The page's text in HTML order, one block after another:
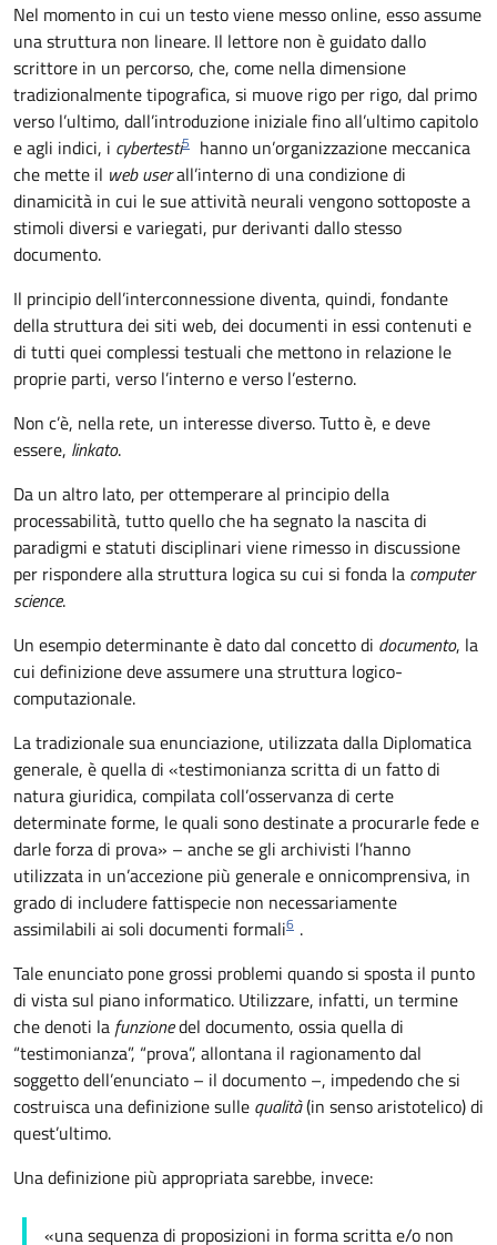
Nel momento in cui un testo viene messo online, esso assume
una struttura non lineare. Il lettore non è guidato dallo
scrittore in un percorso, che, come nella dimensione
tradizionalmente tipografica, si muove rigo per rigo, dal primo
verso l’ultimo, dall’introduzione iniziale fino all’ultimo capitolo
e agli indici, i cybertesti5 hanno un’organizzazione meccanica
che mette il web userall’interno di una condizione di
dinamicità in cui le sue attività neurali vengono sottoposte a
stimoli diversi e variegati, pur derivanti dallo stesso
documento.
Il principio dell’interconnessione diventa, quindi, fondante
della struttura dei siti web, dei documenti in essi contenuti e
di tutti quei complessi testuali che mettono in relazione le
proprie parti, verso l’interno e verso l’esterno.
Non c’è, nella rete, un interesse diverso. Tutto è, e deve
essere, linkato.
Da un altro lato, per ottemperare al principio della
processabilità, tutto quello che ha segnato la nascita di
paradigmi e statuti disciplinari viene rimesso in discussione
per rispondere alla struttura logica su cui si fonda la computer
science.
Un esempio determinante è dato dal concetto di documento, la
cui definizione deve assumere una struttura logico-
computazionale.
La tradizionale sua enunciazione, utilizzata dalla Diplomatica
generale, è quella di «testimonianza scritta di un fatto di
natura giuridica, compilata coll’osservanza di certe
determinate forme, le quali sono destinate a procurarle fede e
darle forza di prova» – anche se gli archivisti l’hanno
utilizzata in un’accezione più generale e onnicomprensiva, in
grado di includere fattispecie non necessariamente
assimilabili ai soli documenti formali6 .
Tale enunciato pone grossi problemi quando si sposta il punto
di vista sul piano informatico. Utilizzare, infatti, un termine
che denoti la funzionedel documento, ossia quella di
“testimonianza”, “prova”, allontana il ragionamento dal
soggetto dell’enunciato – il documento –, impedendo che si
costruisca una definizione sulle qualità(in senso aristotelico) di
quest’ultimo.
Una definizione più appropriata sarebbe, invece:
«una sequenza di proposizioni in forma scritta e/o non